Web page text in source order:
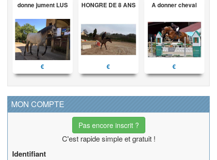
donne jument LUS
€
HONGRE DE 8 ANS
€
A donner cheval
€
MON COMPTE
Pas encore inscrit ?
C'est rapide simple et gratuit !
Identifiant